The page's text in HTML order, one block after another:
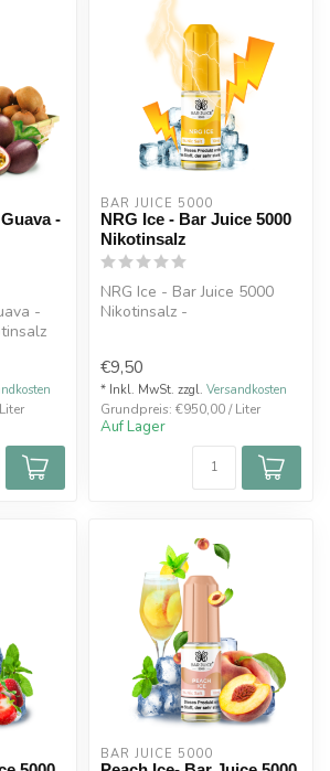
-
-
BAR JUICE 5000
NRG Ice - Bar Juice 5000
Nikotinsalz
NRG Ice - Bar Juice 5000
Nikotinsalz -
€9,50
* Inkl. MwSt. zzgl. Versandkosten
Grundpreis: €950,00 / Liter
Auf Lager
BAR JUICE 5000